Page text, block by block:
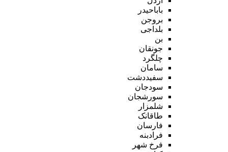
باباحیدر
بروجن
بلداجی
بن
جونقان
چلگرد
سامان
سفیددشت
سودجان
سورشجان
شلمزار
طاقانک
فارسان
فرادبنه
فرخ شهر